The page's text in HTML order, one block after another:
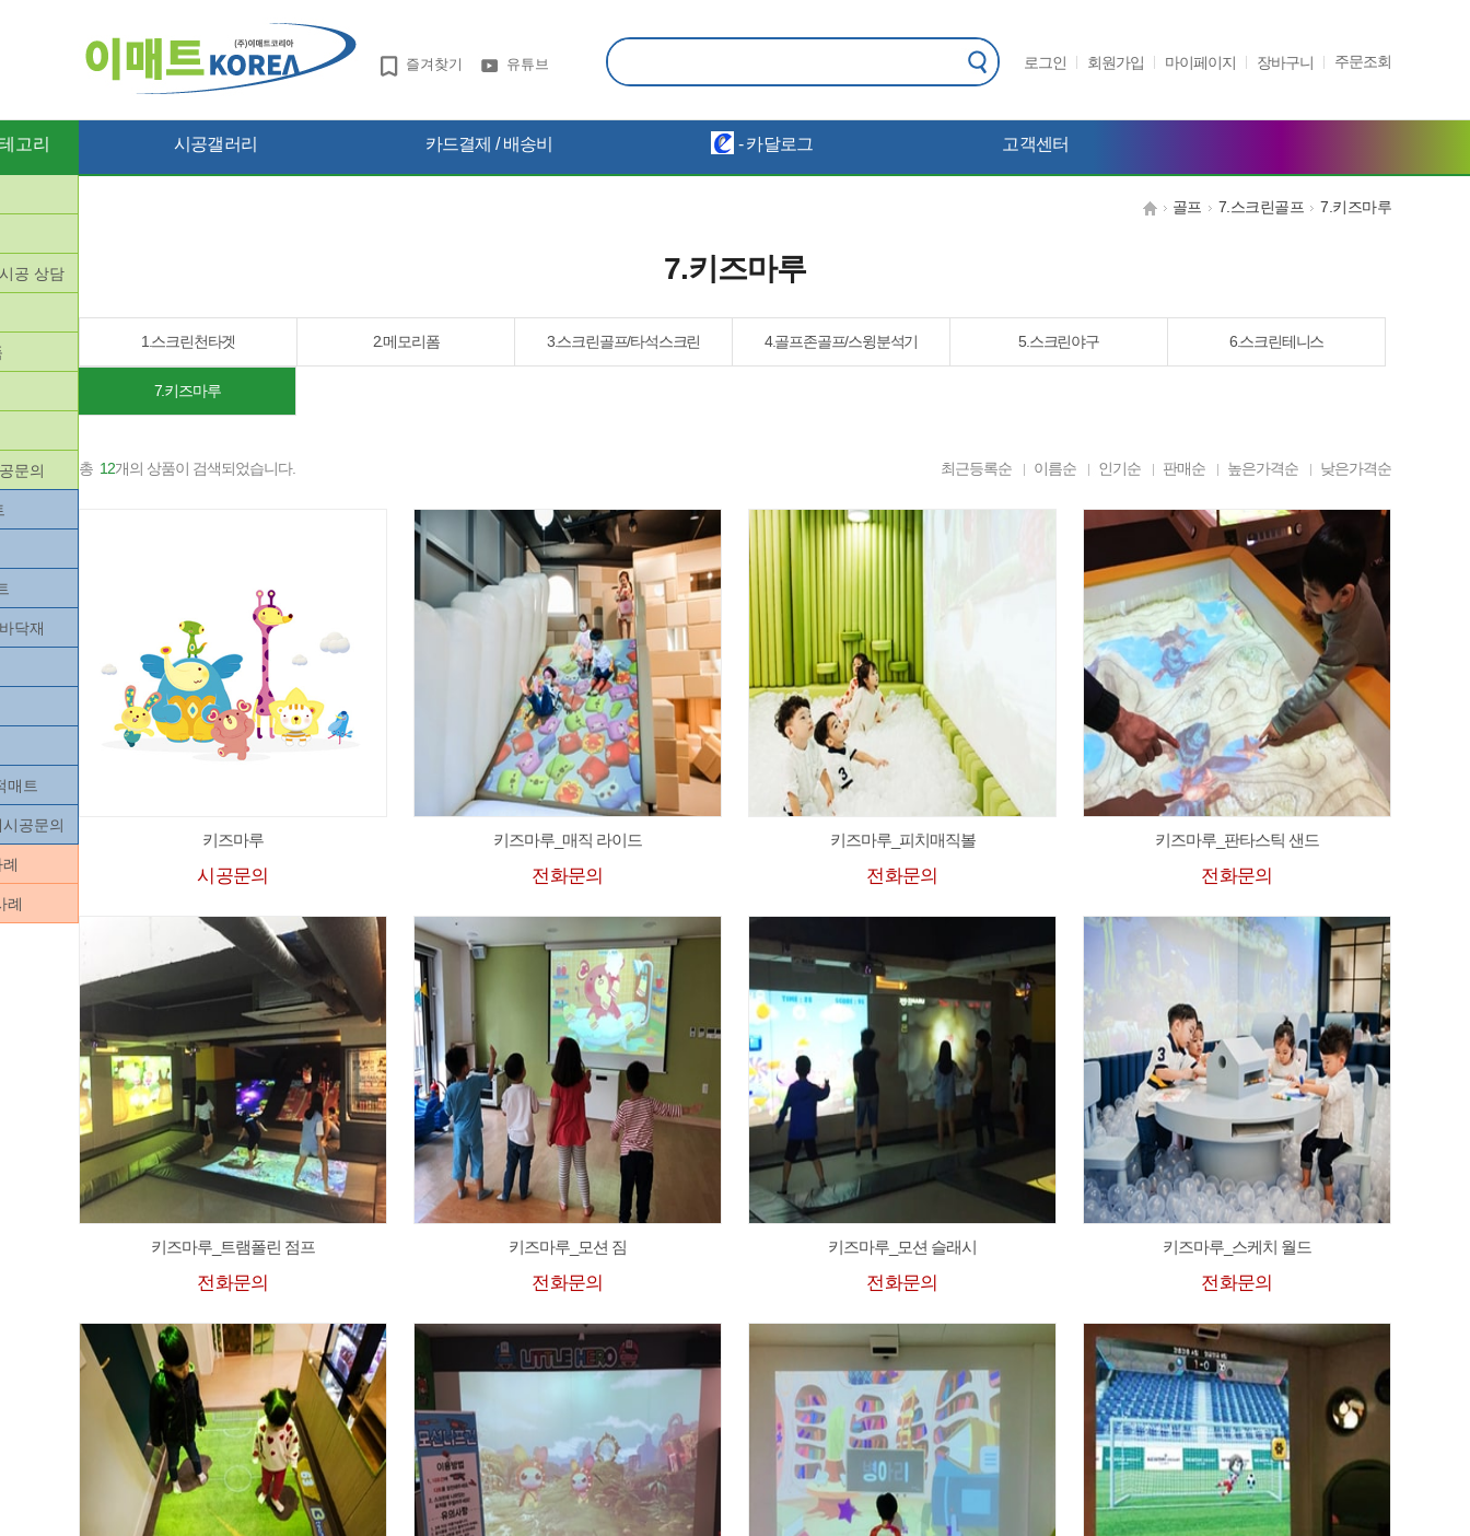
즐겨찾기 유튜브 로그인 회원가입 마이페이지 장바구니 주문조회
고리
공 상담
문의
닥재
매트
공문의
례
시공갤러리 카드결제 / 배송비 - 카달로그 고객센터
골프 7.스크린골프 7.키즈마루
7.키즈마루
1.스크린천타겟 2.메모리폼 3.스크린골프/타석스크린 4.골프존골프/스윙분석기 5.스크린야구 6.스크린테니스
7.키즈마루
총 12개의 상품이 검색되었습니다. 최근등록순 이름순 인기순 판매순 높은가격순 낮은가격순
키즈마루
시공문의
키즈마루_매직 라이드
전화문의
키즈마루_피치매직볼
전화문의
키즈마루_판타스틱 샌드
전화문의
키즈마루_트램폴린 점프
전화문의
키즈마루_모션 짐
전화문의
키즈마루_모션 슬래시
전화문의
키즈마루_스케치 월드
전화문의